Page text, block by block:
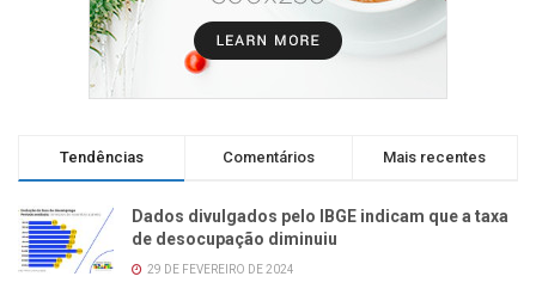
Tendências Comentários Mais recentes
Dados divulgados pelo IBGE indicam que a taxa
de desocupação diminuiu
29 DE FEVEREIRO DE 2024